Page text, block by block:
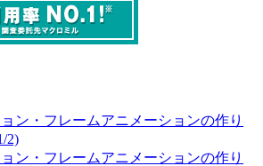
ン・フレームアニメーションの作り
2)
ン・フレームアニメーションの作り